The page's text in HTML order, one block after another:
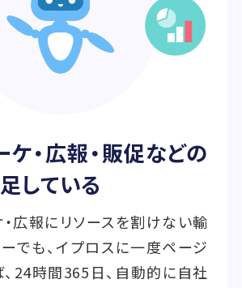
ケ・広報・販促などの
している
広報にリソースを割けない輸
でも、イプロスに一度ページ
24時間365日、自動的に自社